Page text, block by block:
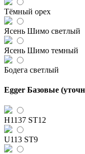
Тёмный орех
Ясень Шимо светлый
Ясень Шимо темный
Бодега светлый
Egger Базовые
H1137 ST12
U113 ST9